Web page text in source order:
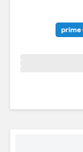
prime